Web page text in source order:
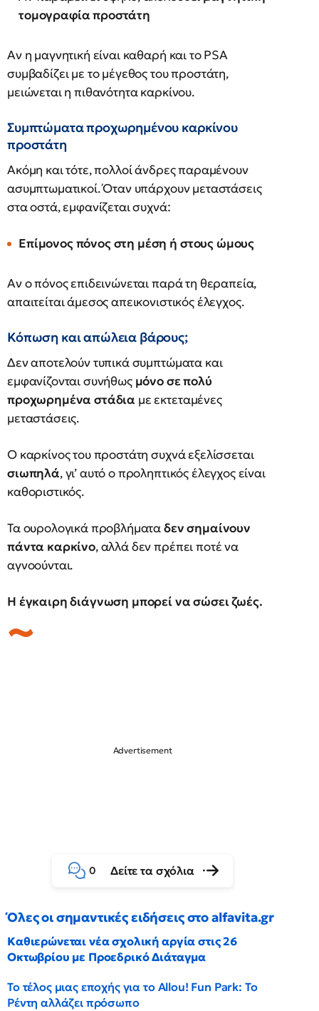
τομογραφία προστάτη
Αν η μαγνητική είναι καθαρή και το PSA
συμβαδίζει με το μέγεθος του προστάτη,
μειώνεται η πιθανότητα καρκίνου.
Συμπτώματα προχωρημένου καρκίνου
προστάτη
Ακόμη και τότε, πολλοί άνδρες παραμένουν
ασυμπτωματικοί. Όταν υπάρχουν μεταστάσεις
στα οστά, εμφανίζεται συχνά:
Επίμονος πόνος στη μέση ή στους ώμους
Αν ο πόνος επιδεινώνεται παρά τη θεραπεία,
απαιτείται άμεσος απεικονιστικός έλεγχος.
Κόπωση και απώλεια βάρους;
Δεν αποτελούν τυπικά συμπτώματα και
εμφανίζονται συνήθως μόνο σε πολύ
προχωρημένα στάδια με εκτεταμένες
μεταστάσεις.
Ο καρκίνος του προστάτη συχνά εξελίσσεται
σιωπηλά, γι’ αυτό ο προληπτικός έλεγχος είναι
καθοριστικός.
Τα ουρολογικά προβλήματαδεν σημαίνουν
πάντα καρκίνο, αλλά δεν πρέπει ποτέ να
αγνοούνται.
Η έγκαιρη διάγνωση μπορεί να σώσει ζωές.
0 Δείτε τα σχόλια
Όλες οι σημαντικές ειδήσεις στο alfavita.gr
Καθιερώνεται νέα σχολική αργία στις 26
Οκτωβρίου με Προεδρικό Διάταγμα
Το τέλος μιας εποχής για το Allou! Fun Park: Το
Ρέντη αλλάζει πρόσωπο